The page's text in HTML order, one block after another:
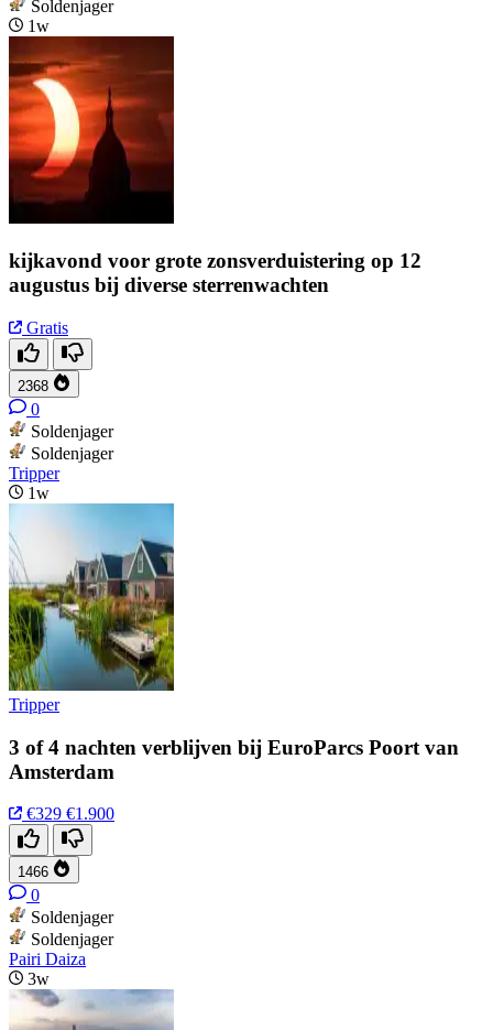
Soldenjager
1w
kijkavond voor grote zonsverduistering op 12
augustus bij diverse sterrenwachten
Gratis
2368
0
Soldenjager
Soldenjager
Tripper
1w
Tripper
3 of 4 nachten verblijven bij EuroParcs Poort van
Amsterdam
€329 €1.900
1466
0
Soldenjager
Soldenjager
Pairi Daiza
3w